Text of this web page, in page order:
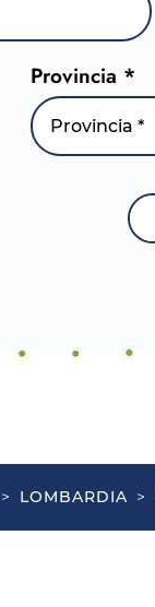
Provincia *
Provincia *
> LOMBARDIA >